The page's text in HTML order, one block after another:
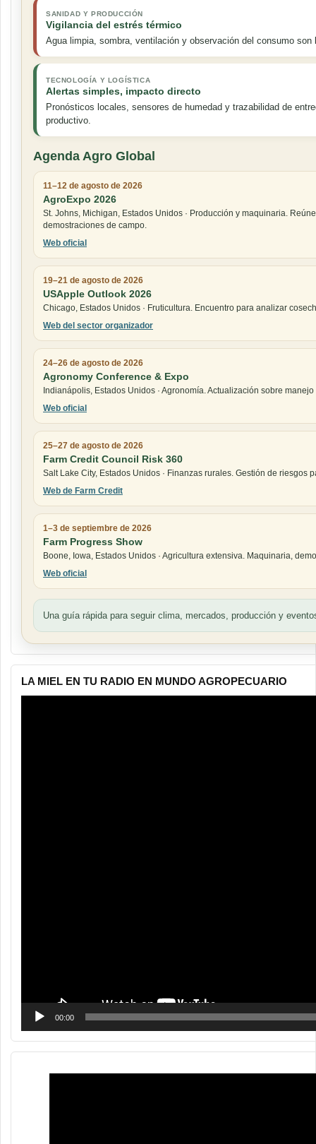
SANIDAD Y PRODUCCIÓN
Vigilancia del estrés térmico
Agua limpia, sombra, ventilación y observación del consumo
TECNOLOGÍA Y LOGÍSTICA
Alertas simples, impacto directo
Pronósticos locales, sensores de humedad y trazabilidad de
productivo.
Agenda Agro Global
11–12 de agosto de 2026
AgroExpo 2026
St. Johns, Michigan, Estados Unidos · Producción y maquinaria.
demostraciones de campo.
Web oficial
19–21 de agosto de 2026
USApple Outlook 2026
Chicago, Estados Unidos · Fruticultura. Encuentro para analizar
Web del sector organizador
24–26 de agosto de 2026
Agronomy Conference & Expo
Indianápolis, Estados Unidos · Agronomía. Actualización sobre
Web oficial
25–27 de agosto de 2026
Farm Credit Council Risk 360
Salt Lake City, Estados Unidos · Finanzas rurales. Gestión de riesgos
Web de Farm Credit
1–3 de septiembre de 2026
Farm Progress Show
Boone, Iowa, Estados Unidos · Agricultura extensiva. Maquinaria,
Web oficial
Una guía rápida para seguir clima, mercados, producción y
LA MIEL EN TU RADIO EN MUNDO AGROPECUARIO
00:00